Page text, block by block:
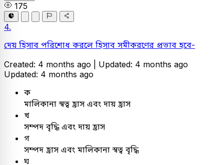
175
4.
দেয় হিসাব পরিশোধ করলে হিসাব সমীকরণের প্রভাব হবে-
Created: 4 months ago | Updated: 4 months ago
Updated: 4 months ago
ক
মালিকানা স্বত্ব হ্রাস এবং দায় হ্রাস
খ
সম্পদ বৃদ্ধি এবং দায় হ্রাস
গ
সম্পদ হ্রাস এবং মালিকানা স্বত্ব বৃদ্ধি
ঘ